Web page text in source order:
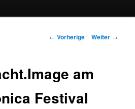
Beitrags-
← Vorherige Weiter →
am
Festival